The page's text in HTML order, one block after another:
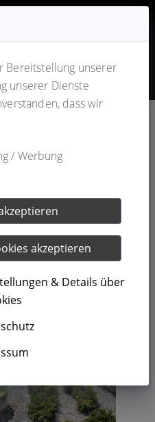
Litvai hat das Projekte im
ist der Blickwinkel, der
Durch den besonderen
sich dem Betrachter
Bereitstellung unserer
unserer Dienste
dass wir
/ Werbung
akzeptieren
& Details über